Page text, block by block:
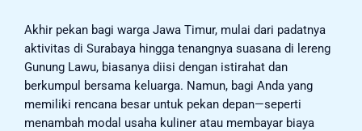
Akhir pekan bagi warga Jawa Timur, mulai dari padatnya
aktivitas di Surabaya hingga tenangnya suasana di lereng
Gunung Lawu, biasanya diisi dengan istirahat dan
berkumpul bersama keluarga. Namun, bagi Anda yang
memiliki rencana besar untuk pekan depan—seperti
menambah modal usaha kuliner atau membayar biaya